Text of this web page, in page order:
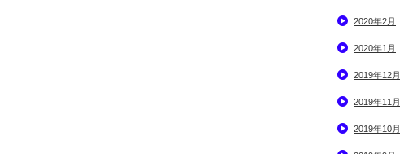
2020年2月
2020年1月
2019年12月
2019年11月
2019年10月